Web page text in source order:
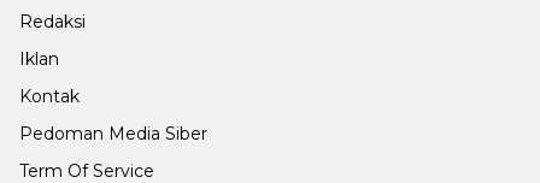
Redaksi
Iklan
Kontak
Pedoman Media Siber
Term Of Service